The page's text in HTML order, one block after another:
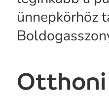
ünnepkörhöz
Otthoni